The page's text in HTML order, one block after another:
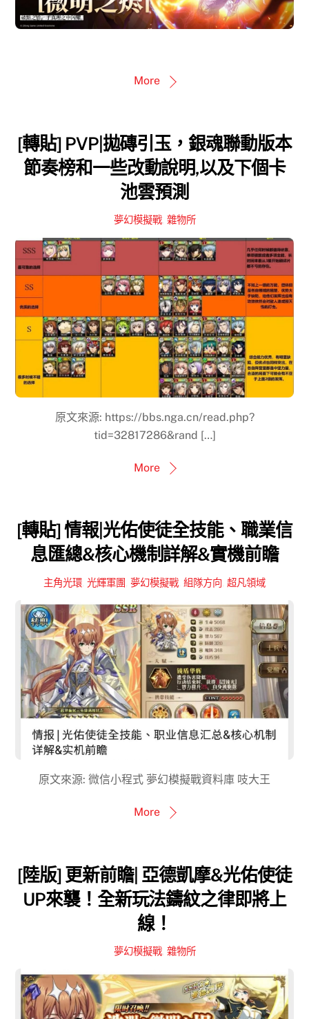
More
[轉貼] PVP|拋磚引玉，銀魂聯動版本
節奏榜和一些改動說明,以及下個卡
池雲預測
夢幻模擬戰, 雜物所
原文來源: https://bbs.nga.cn/read.php?
tid=32817286&rand […]
More
[轉貼] 情報|光佑使徒全技能、職業信
息匯總&核心機制詳解&實機前瞻
主角光環 光輝軍團 夢幻模擬戰 組隊方向 超凡領域
原文來源: 微信小程式 夢幻模擬戰資料庫 吱大王
More
[陸版] 更新前瞻| 亞德凱摩&光佑使徒
UP來襲！全新玩法鑄紋之律即將上
線！
夢幻模擬戰, 雜物所